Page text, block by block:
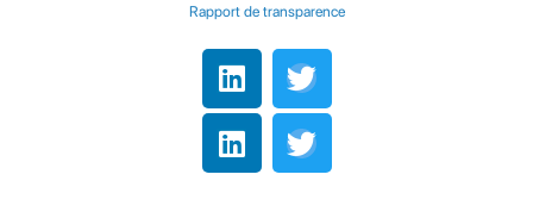
Rapport de transparence